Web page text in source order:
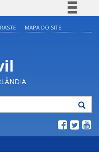
Legislação
Canais
MAPA DO SITE